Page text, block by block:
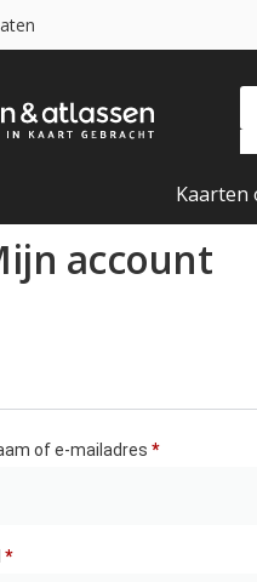
Kaarten
account
of e-mailadres *
*